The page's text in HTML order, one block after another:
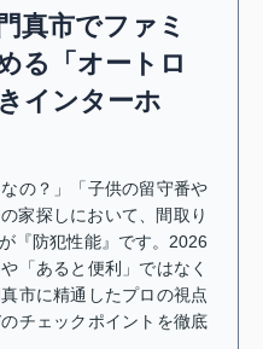
真市でファミ
る「オートロ
インターホ
の？」「子供の留守番や
家探しにおいて、間取り
『防犯性能』です。2026
「あると便利」ではなく
市に精通したプロの視点
チェックポイントを徹底